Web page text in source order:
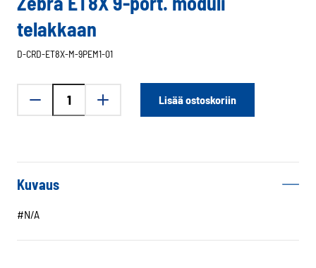
telakkaan
D-CRD-ET8X-M-9PEM1-01
moduli
määrä
Lisää ostoskoriin
Kuvaus
#N/A